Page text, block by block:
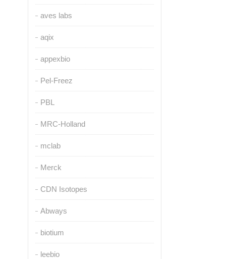
aves labs
aqix
appexbio
Pel-Freez
PBL
MRC-Holland
mclab
Merck
CDN Isotopes
Abways
biotium
leebio